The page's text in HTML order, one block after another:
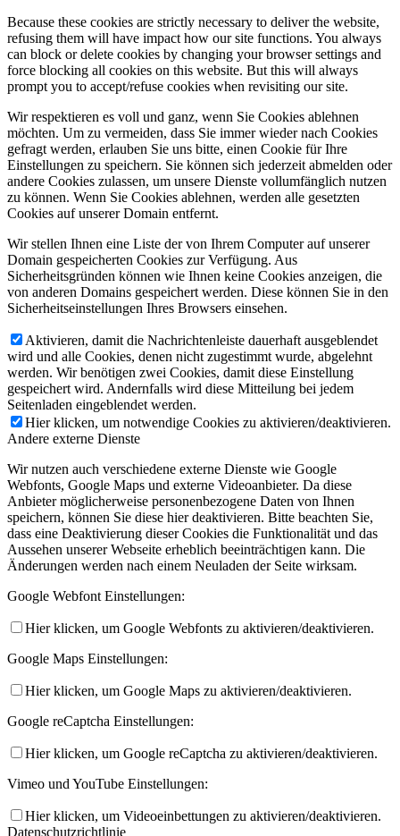
Because these cookies are strictly necessary to deliver the website,
refusing them will have impact how our site functions. You always
can block or delete cookies by changing your browser settings and
force blocking all cookies on this website. But this will always
prompt you to accept/refuse cookies when revisiting our site.
Wir respektieren es voll und ganz, wenn Sie Cookies ablehnen
möchten. Um zu vermeiden, dass Sie immer wieder nach Cookies
gefragt werden, erlauben Sie uns bitte, einen Cookie für Ihre
Einstellungen zu speichern. Sie können sich jederzeit abmelden oder
andere Cookies zulassen, um unsere Dienste vollumfänglich nutzen
zu können. Wenn Sie Cookies ablehnen, werden alle gesetzten
Cookies auf unserer Domain entfernt.
Wir stellen Ihnen eine Liste der von Ihrem Computer auf unserer
Domain gespeicherten Cookies zur Verfügung. Aus
Sicherheitsgründen können wie Ihnen keine Cookies anzeigen, die
von anderen Domains gespeichert werden. Diese können Sie in den
Sicherheitseinstellungen Ihres Browsers einsehen.
Aktivieren, damit die Nachrichtenleiste dauerhaft ausgeblendet
wird und alle Cookies, denen nicht zugestimmt wurde, abgelehnt
werden. Wir benötigen zwei Cookies, damit diese Einstellung
gespeichert wird. Andernfalls wird diese Mitteilung bei jedem
Seitenladen eingeblendet werden.
Hier klicken, um notwendige Cookies zu aktivieren/deaktivieren.
Andere externe Dienste
Wir nutzen auch verschiedene externe Dienste wie Google
Webfonts, Google Maps und externe Videoanbieter. Da diese
Anbieter möglicherweise personenbezogene Daten von Ihnen
speichern, können Sie diese hier deaktivieren. Bitte beachten Sie,
dass eine Deaktivierung dieser Cookies die Funktionalität und das
Aussehen unserer Webseite erheblich beeinträchtigen kann. Die
Änderungen werden nach einem Neuladen der Seite wirksam.
Google Webfont Einstellungen:
Hier klicken, um Google Webfonts zu aktivieren/deaktivieren.
Google Maps Einstellungen:
Hier klicken, um Google Maps zu aktivieren/deaktivieren.
Google reCaptcha Einstellungen:
Hier klicken, um Google reCaptcha zu aktivieren/deaktivieren.
Vimeo und YouTube Einstellungen:
Hier klicken, um Videoeinbettungen zu aktivieren/deaktivieren.
Datenschutzrichtlinie